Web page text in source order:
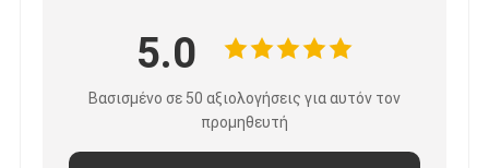
5.0
Βασισμένο σε 50 αξιολογήσεις για αυτόν τον
προμηθευτή